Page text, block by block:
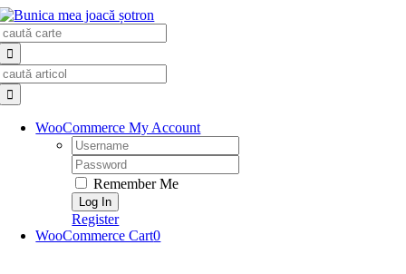
Skip
to
content
WooCommerce My Account
Username:
Password:
Remember Me
Register
WooCommerce Cart0